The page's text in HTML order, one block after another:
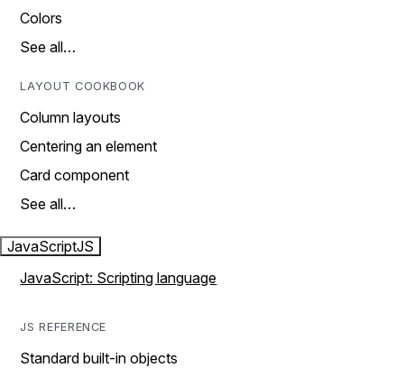
Colors
See all…
LAYOUT COOKBOOK
Column layouts
Centering an element
Card component
See all…
JavaScriptJS
JavaScript: Scripting language
JS REFERENCE
Standard built-in objects